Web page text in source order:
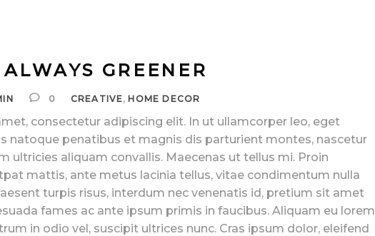
GREENER
0 CREATIVE,HOME DECOR
consectetur adipiscing elit. In ut ullamcorper leo, eget
natoque penatibus et magnis dis parturient montes, nascetur
ultricies aliquam convallis. Maecenas ut tellus mi. Proin
mattis, ante metus lacinia tellus, vitae condimentum nulla
turpis risus, interdum nec venenatis id, pretium sit amet
fames ac ante ipsum primis in faucibus. Aliquam eu lorem
in odio vel, suscipit ultrices nunc. Cras ipsum dolor, eleifend